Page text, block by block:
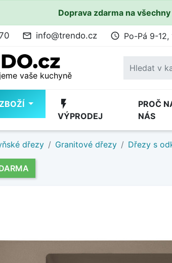
Doprava zdarma na
mail_outline info@trendo.cz access_time Po-Pá 9-12,
vaše kuchyně
flash_on
VÝPRODEJ
PROČ
NÁS
dřezy Granitové dřezy Dřezy s